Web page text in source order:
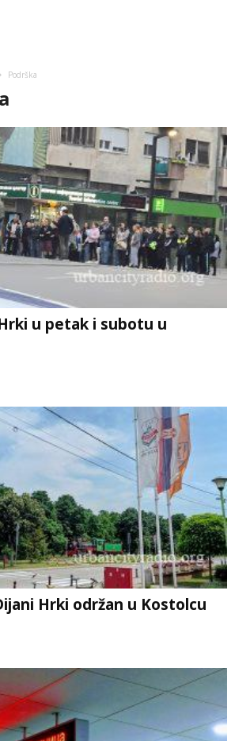
Podrška
u petak i subotu u
Hrki održan u Kostolcu